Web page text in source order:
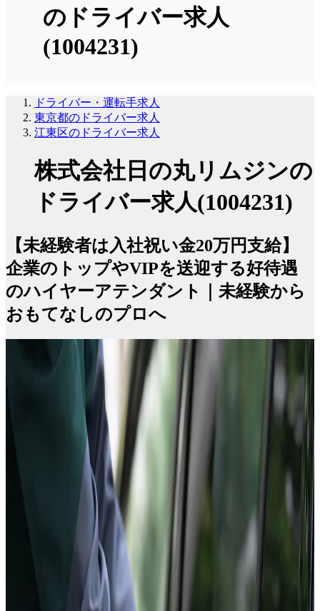
のドライバー求人
(1004231)
ドライバー・運転手求人
東京都のドライバー求人
江東区のドライバー求人
株式会社日の丸リムジンの
ドライバー求人(1004231)
【未経験者は入社祝い金20万円支給】
企業のトップやVIPを送迎する好待遇
のハイヤーアテンダント｜未経験から
おもてなしのプロへ